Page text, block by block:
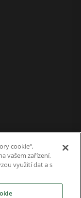
cookie“,
vašem zařízení,
využití dat a s